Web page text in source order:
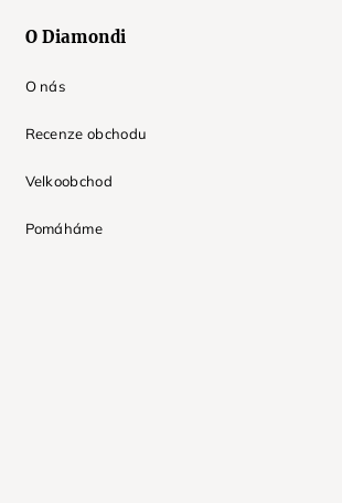
O Diamondi
O nás
Recenze obchodu
Velkoobchod
Pomáháme